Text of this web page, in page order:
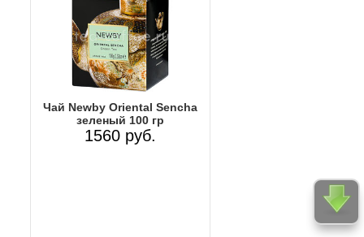
Чай Newby Oriental Sencha
зеленый 100 гр
1560 руб.